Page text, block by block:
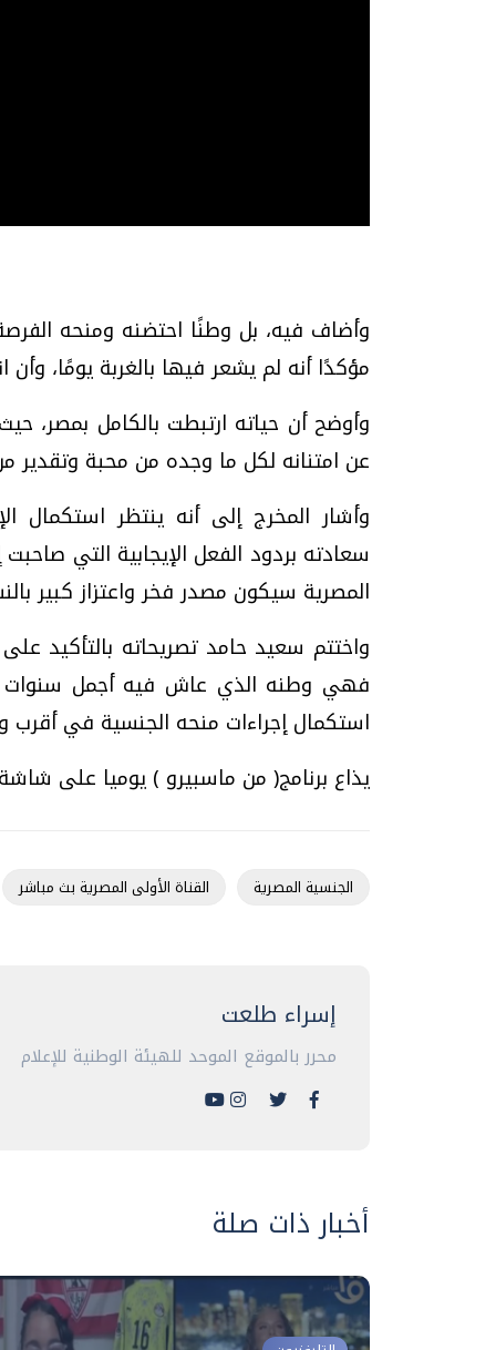
وأضاف فيه، بل وطنًا احتضنه ومنحه
مؤكدًا أنه لم يشعر فيها بالغربة يومًا، وأن
وأوضح أن حياته ارتبطت بالكامل بمصر،
عن امتنانه لكل ما وجده من محبة وتقدير
وأشار المخرج إلى أنه ينتظر استكمال
سعادته بردود الفعل الإيجابية التي
المصرية سيكون مصدر فخر واعتزاز كبير
واختتم سعيد حامد تصريحاته بالتأكيد على
فهي وطنه الذي عاش فيه أجمل سنوات
استكمال إجراءات منحه الجنسية في أقرب
يذاع برنامج( من ماسبيرو ) يوميا على
الجنسية المصرية القناة الأولى المصرية بث مباشر
إسراء طلعت
محرر بالموقع الموحد للهيئة الوطنية للإعلام
أخبار ذات صلة